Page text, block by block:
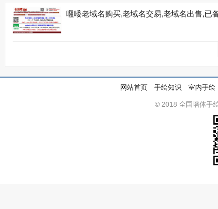
唨唩老域名购买,老域名交易,老域名出售,已
网站首页 手绘知识 室内手绘
© 2018 全国墙体手